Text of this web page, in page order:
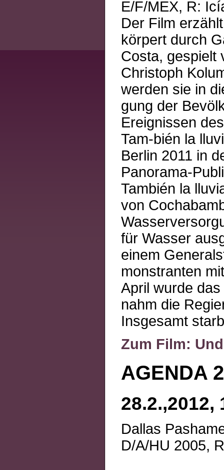
E/F/MEX, R:
Der Film
körpert durch
Costa, gespielt
Christoph
werden sie in
gung der
Ereignissen
Tam-bién la
Berlin 2011 in
Panorama-
También la
von
für Wasser
einem
monstranten
April wurde
nahm die
Insgesamt
Zum Film:
AGENDA
Dallas
D/A/HU 2005,